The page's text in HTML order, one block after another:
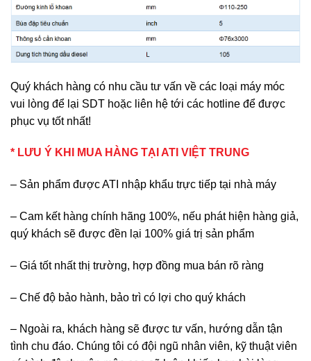
Quý khách hàng có nhu cầu tư vấn về các loại máy móc
vui lòng để lại SDT hoặc liên hệ tới các hotline để được
phục vụ tốt nhất!
* LƯU Ý KHI MUA HÀNG TẠI ATI VIỆT TRUNG
– Sản phẩm được ATI nhập khẩu trực tiếp tại nhà máy
– Cam kết hàng chính hãng 100%, nếu phát hiện hàng giả,
quý khách sẽ được đền lại 100% giá trị sản phẩm
– Giá tốt nhất thị trường, hợp đồng mua bán rõ ràng
– Chế độ bảo hành, bảo trì có lợi cho quý khách
– Ngoài ra, khách hàng sẽ được tư vấn, hướng dẫn tận
tình chu đáo. Chúng tôi có đội ngũ nhân viên, kỹ thuật viên